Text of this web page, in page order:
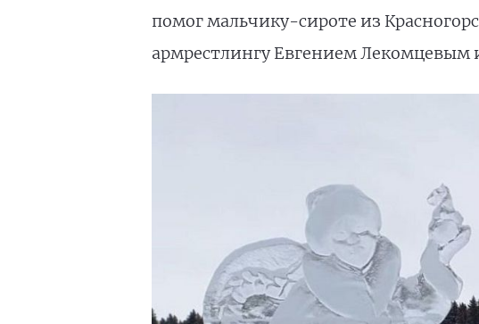
помог мальчику-сироте из
армрестлингу Евгением Лекомцевым